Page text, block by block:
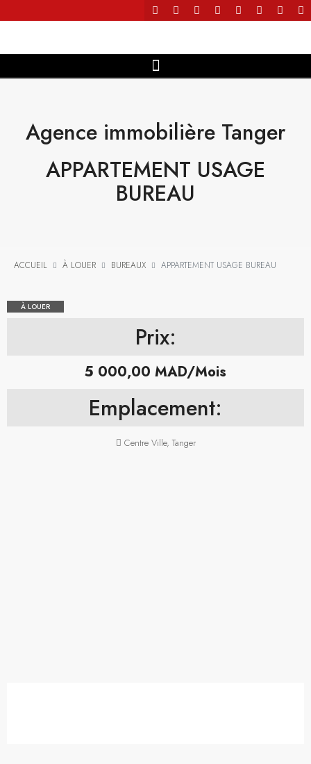
Agence immobilière Tanger
APPARTEMENT USAGE
BUREAU
ACCUEIL À LOUER BUREAUX APPARTEMENT USAGE BUREAU
À LOUER
Prix:
5 000,00 MAD/Mois
Emplacement:
Centre Ville, Tanger